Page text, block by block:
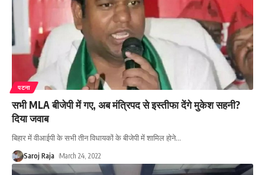
पटना
सभी MLA बीजेपी में गए, अब मंत्रिपद से इस्तीफा देंगे मुकेश सहनी?
दिया जवाब
बिहार में वीआईपी के सभी तीन विधायकों के बीजेपी में शामिल होने…
Saroj Raja March 24, 2022